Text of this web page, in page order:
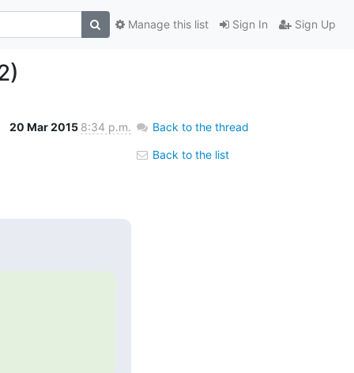
Sign In Sign Up
Manage this list
20 Mar 2015 8:34 p.m. Back to the thread
Back to the list